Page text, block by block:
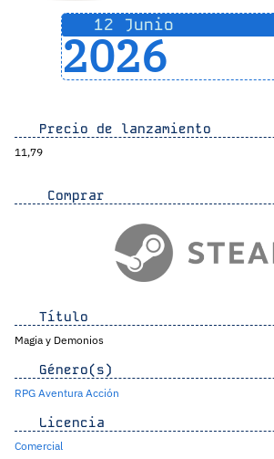
12 Junio
2026
Precio de lanzamiento
11,79
Comprar
Título
Magia y Demonios
Género(s)
RPG Aventura Acción
Licencia
Comercial